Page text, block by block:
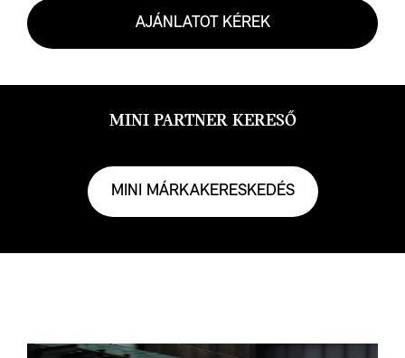
AJÁNLATOT KÉREK
MINI PARTNER KERESŐ
MINI MÁRKAKERESKEDÉS